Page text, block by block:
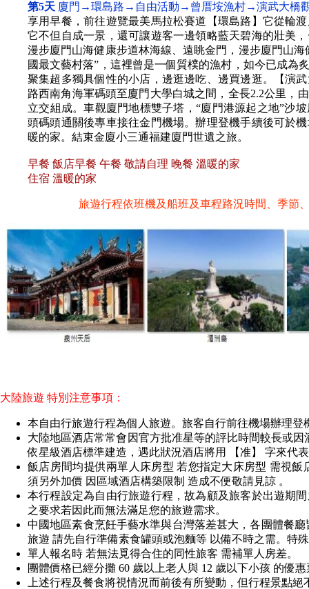
第5天 廈門→環島路→自由活動→曾厝垵漁村→演武大橋
享用早餐，前往遊覽最美馬拉松賽道【環島路】它從輪
它不但自成一景，還可讓遊客一邊領略藍天碧海的壯美
漫步廈門山海健康步道林海線、遠眺金門，漫步廈門山
國最文藝村落”，這裡曾是一個質樸的漁村，如今已成為
聚集超多獨具個性的小店，邊逛邊吃、邊買邊逛。【演
路西南角海軍碼頭至廈門大學白城之間，全長2.2公里，
立交組成。車觀廈門地標雙子塔，“廈門港源起之地”沙
頭碼頭通關後專車接往金門機場。辦理登機手續後可於
暖的家。結束金廈小三通福建廈門世遺之旅。
早餐 飯店早餐 午餐 敬請自理 晚餐 溫暖的家
住宿 溫暖的家
旅遊行程依班機及船班及車程路況時間、季節
大陸旅遊 特別注意事項：
本自由行旅遊行程為個人旅遊。旅客自行前往機場辦理登
大陸地區酒店常常會因官方批准星等的評比時間較長或
依星級酒店標準建造，遇此狀況酒店將用 【准】 字來代
飯店房間均提供兩單人床房型 若您指定大床房型 需視
須另外加價 因區域酒店構築限制 造成不便敬請見諒 。
本行程設定為自由行旅遊行程，故為顧及旅客於出遊期
之要求若因此而無法滿足您的旅遊需求。
中國地區素食烹飪手藝水準與台灣落差甚大，各團體餐
旅遊 請先自行準備素食罐頭或泡麵等 以備不時之需。特
單人報名時 若無法覓得合住的同性旅客 需補單人房差。
團體價格已經分攤 60 歲以上老人與 12 歲以下小孩 的優
上述行程及餐食將視情況而前後有所變動，但行程景點絕